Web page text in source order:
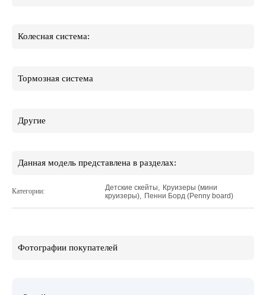
Колесная система:
Тормозная система
Другие
Данная модель представлена в разделах:
Категории: Детские скейты
Круизеры (мини
круизеры)
Пенни Борд (Penny board)
Фотографии покупателей